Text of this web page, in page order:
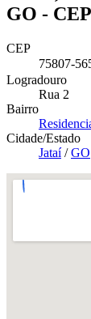
GO -
CEP
75807-
Logradouro
Rua 2
Bairro
Cidade/Estado
Jataí/GO